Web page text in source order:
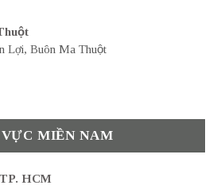
Lợi, Buôn Ma Thuột
MIỀN NAM
HCM